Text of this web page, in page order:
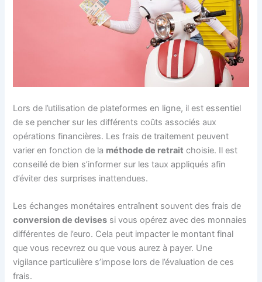
Lors de l’utilisation de plateformes en ligne, il est essentiel
de se pencher sur les différents coûts associés aux
opérations financières. Les frais de traitement peuvent
varier en fonction de la méthode de retrait choisie. Il est
conseillé de bien s’informer sur les taux appliqués afin
d’éviter des surprises inattendues.
Les échanges monétaires entraînent souvent des frais de
conversion de devises si vous opérez avec des monnaies
différentes de l’euro. Cela peut impacter le montant final
que vous recevrez ou que vous aurez à payer. Une
vigilance particulière s’impose lors de l’évaluation de ces
frais.